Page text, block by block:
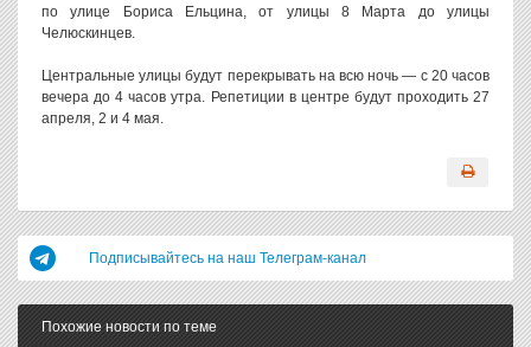
по улице Бориса Ельцина, от улицы 8 Марта до улицы
Челюскинцев.
Центральные улицы будут перекрывать на всю ночь — с 20 часов
вечера до 4 часов утра. Репетиции в центре будут проходить 27
апреля, 2 и 4 мая.
Подписывайтесь на наш Телеграм-канал
Похожие новости по теме